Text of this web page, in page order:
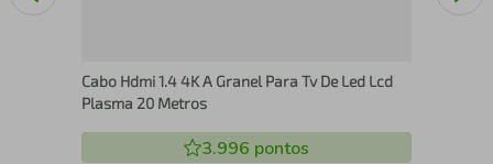
Cabo Hdmi 1.4 4K A Granel Para Tv De Led Lcd
Plasma 20 Metros
3.996 pontos